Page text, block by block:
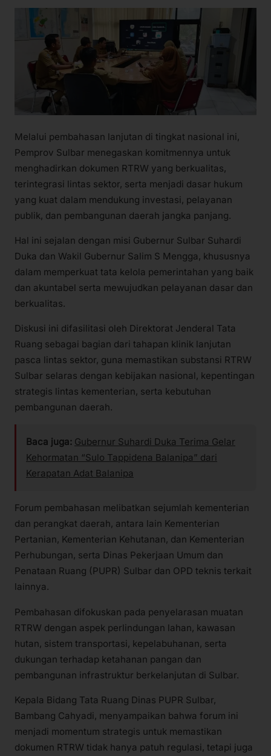
Melalui pembahasan lanjutan di tingkat nasional ini,
Pemprov Sulbar menegaskan komitmennya untuk
menghadirkan dokumen RTRW yang berkualitas,
terintegrasi lintas sektor, serta menjadi dasar hukum
yang kuat dalam mendukung investasi, pelayanan
publik, dan pembangunan daerah jangka panjang.
Hal ini sejalan dengan misi Gubernur Sulbar Suhardi
Duka dan Wakil Gubernur Salim S Mengga, khususnya
dalam memperkuat tata kelola pemerintahan yang baik
dan akuntabel serta mewujudkan pelayanan dasar dan
berkualitas.
Diskusi ini difasilitasi oleh Direktorat Jenderal Tata
Ruang sebagai bagian dari tahapan klinik lanjutan
pasca lintas sektor, guna memastikan substansi RTRW
Sulbar selaras dengan kebijakan nasional, kepentingan
strategis lintas kementerian, serta kebutuhan
pembangunan daerah.
Baca juga: Gubernur Suhardi Duka Terima Gelar
Kehormatan “Sulo Tappidena Balanipa” dari
Kerapatan Adat Balanipa
Forum pembahasan melibatkan sejumlah kementerian
dan perangkat daerah, antara lain Kementerian
Pertanian, Kementerian Kehutanan, dan Kementerian
Perhubungan, serta Dinas Pekerjaan Umum dan
Penataan Ruang (PUPR) Sulbar dan OPD teknis terkait
lainnya.
Pembahasan difokuskan pada penyelarasan muatan
RTRW dengan aspek perlindungan lahan, kawasan
hutan, sistem transportasi, kepelabuhanan, serta
dukungan terhadap ketahanan pangan dan
pembangunan infrastruktur berkelanjutan di Sulbar.
Kepala Bidang Tata Ruang Dinas PUPR Sulbar,
Bambang Cahyadi, menyampaikan bahwa forum ini
menjadi momentum strategis untuk memastikan
dokumen RTRW tidak hanya patuh regulasi, tetapi juga